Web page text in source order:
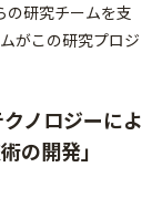
の研究チームを支
がこの研究プロジ
ノロジーによ
の開発」